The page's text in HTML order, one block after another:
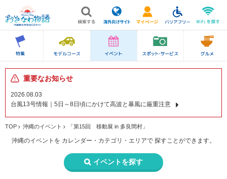
重要なお知らせ
2026.08.03
台風13号情報｜5日～8日頃にかけて高波と暴風に厳重注意
TOP 沖縄のイベント 「第15回 移動展 in 多良間村」
沖縄のイベントを カレンダー・カテゴリ・エリアで 探すことができます。
イベントを探す